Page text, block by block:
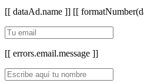
[[ dataAd.name ]] [[
[[ errors.email.message ]]